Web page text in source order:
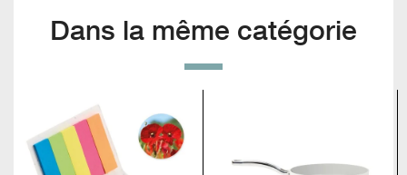
Dans la même catégorie